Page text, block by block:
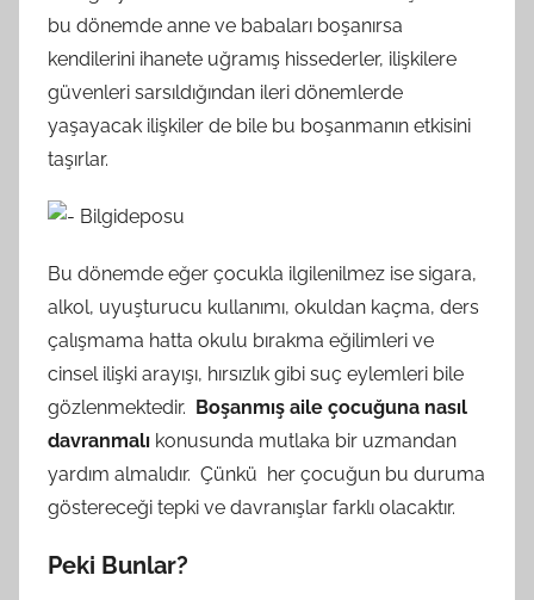
bu dönemde anne ve babaları boşanırsa
kendilerini ihanete uğramış hissederler, ilişkilere
güvenleri sarsıldığından ileri dönemlerde
yaşayacak ilişkiler de bile bu boşanmanın etkisini
taşırlar.
Bu dönemde eğer çocukla ilgilenilmez ise sigara,
alkol, uyuşturucu kullanımı, okuldan kaçma, ders
çalışmama hatta okulu bırakma eğilimleri ve
cinsel ilişki arayışı, hırsızlık gibi suç eylemleri bile
gözlenmektedir. Boşanmış aile çocuğuna nasıl
davranmalı konusunda mutlaka bir uzmandan
yardım almalıdır. Çünkü her çocuğun bu duruma
göstereceği tepki ve davranışlar farklı olacaktır.
Peki Bunlar?